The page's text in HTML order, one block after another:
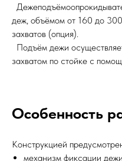
деж, объёмом от 160 до
захватов (опция).
Подъём дежи
захватом по стойке с
Особенность
Конструкцией
механизм фиксации дежи